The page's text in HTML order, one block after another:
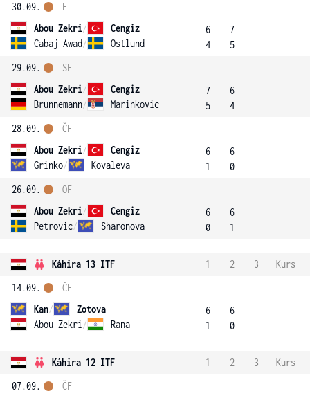
30.09.
Abou Zekri/
Cengiz
Cabaj Awad/ Ostlund
F
6
4
7
5
29.09.
Abou Zekri/
Cengiz
Brunnemann/ Marinkovic
SF
7
5
6
4
28.09.
Abou Zekri/
Cengiz
Grinko/ Kovaleva
ČF
6
1
6
0
26.09.
Abou Zekri/
Cengiz
Petrovic/ Sharonova
OF
6
0
6
1
Káhira 13 ITF 1 2 3
Kurs
14.09.
Kan/
Zotova
Abou Zekri / Rana
ČF
6
1
6
0
Káhira 12 ITF 1 2 3
Kurs
07.09.
ČF